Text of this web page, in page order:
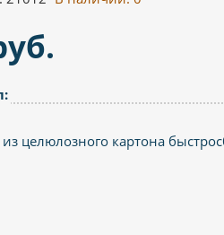
целюлозного картона